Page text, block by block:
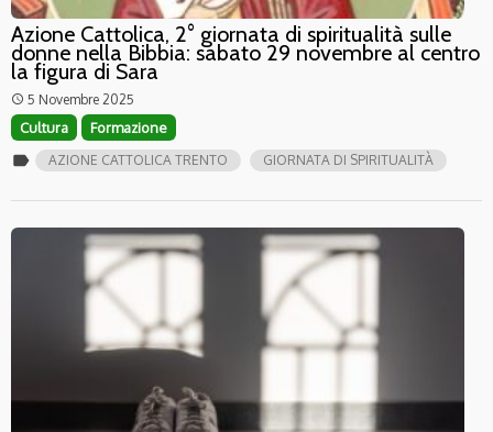
Azione Cattolica, 2° giornata di spiritualità sulle
donne nella Bibbia: sabato 29 novembre al centro
la figura di Sara
access_time 5 Novembre 2025
Cultura Formazione
label AZIONE CATTOLICA TRENTO GIORNATA DI SPIRITUALITÀ